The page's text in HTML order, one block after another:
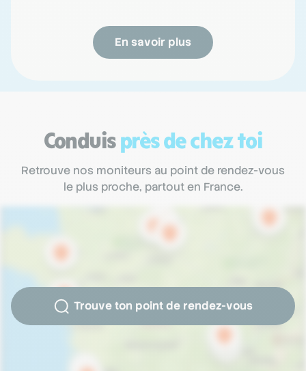
En savoir plus
Conduisprès de chez toi
Retrouve nos moniteurs au point de rendez-vous
le plus proche, partout en France.
Trouve ton point de rendez-vous